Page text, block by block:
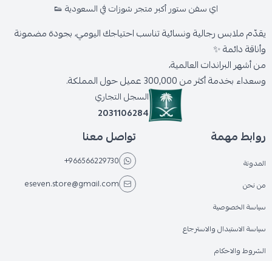
اي سفن ستور أكبر متجر شوزات في السعودية 👟
يقدّم ملابس رجالية ونسائية تناسب احتياجك اليومي، بجودة مضمونة
وأناقة دائمة ✨
من أشهر البراندات العالمية،
وسعداء بخدمة أكثر من 300,000 عميل حول المملكة.
السجل التجاري
2031106284
روابط مهمة
المدونة
من نحن
سياسة الخصوصية
سياسة الاستبدال والاسترجاع
الشروط والاحكام
تواصل معنا
+966566229730
eseven.store@gmail.com